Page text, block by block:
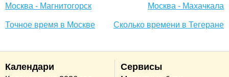
Москва - Магнитогорск
Москва - Махачкала
Точное время в Москве Сколько времени в Тегеране
Календари Сервисы